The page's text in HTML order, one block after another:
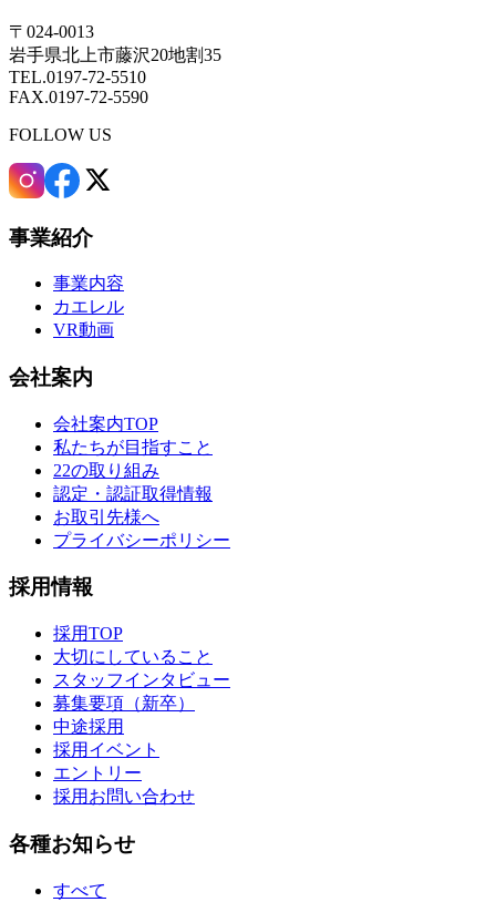
〒024-0013
岩手県北上市藤沢20地割35
TEL.0197-72-5510
FAX.0197-72-5590
FOLLOW US
事業紹介
事業内容
カエレル
VR動画
会社案内
会社案内TOP
私たちが目指すこと
22の取り組み
認定・認証取得情報
お取引先様へ
プライバシーポリシー
採用情報
採用TOP
大切にしていること
スタッフインタビュー
募集要項（新卒）
中途採用
採用イベント
エントリー
採用お問い合わせ
各種お知らせ
すべて